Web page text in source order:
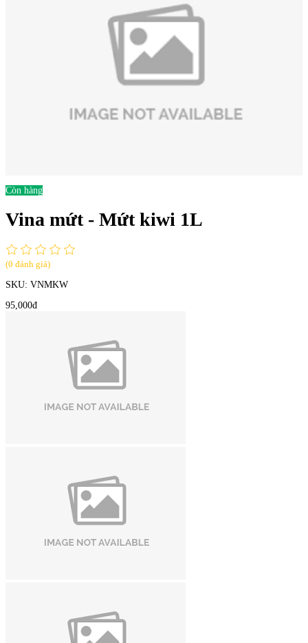
Còn hàng
Vina mứt - Mứt kiwi 1L
(0 đánh giá)
SKU: VNMKW
95,000đ